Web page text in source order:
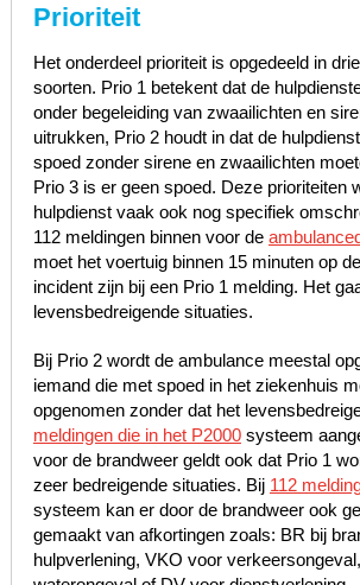
Prioriteit
Het onderdeel prioriteit is opgedeeld in
soorten. Prio 1 betekent dat de
onder begeleiding van zwaailichten en
uitrukken, Prio 2 houdt in dat de
spoed zonder sirene en zwaailichten
Prio 3 is er geen spoed. Deze prioriteiten
hulpdienst vaak ook nog specifiek
112 meldingen binnen voor de
moet het voertuig binnen 15 minuten op
incident zijn bij een Prio 1 melding. Het
levensbedreigende situaties.
Bij Prio 2 wordt de ambulance meestal
iemand die met spoed in het ziekenhuis
opgenomen zonder dat het
meldingen die in het P2000systeem
voor de brandweer geldt ook dat Prio 1
zeer bedreigende situaties. Bij 112
systeem kan er door de brandweer ook
gemaakt van afkortingen zoals: BR bij
hulpverlening, VKO voor